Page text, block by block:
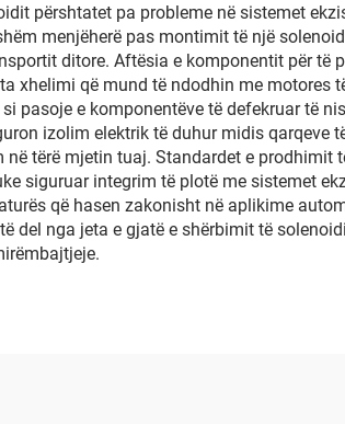
përshtatet pa probleme në sistemet
menjëherë pas montimit të një
ditore. Aftësia e komponentit për të
xhelimi që mund të ndodhin me motores
pasoje e komponentëve të defekruar të
izolim elektrik të duhur midis qarqeve
tërë mjetin tuaj. Standardet e prodhimit
siguruar integrim të plotë me sistemet
që hasen zakonisht në aplikime
del nga jeta e gjatë e shërbimit të